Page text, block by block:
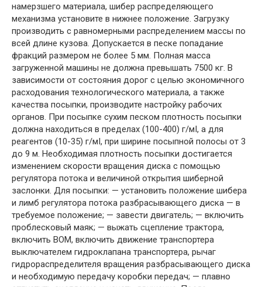
намерзшего материала, шибер распределяющего
механизма установите в нижнее положение. Загрузку
производить с равномерными распределением массы по
всей длине кузова. Допускается в песке попадание
фракций размером не более 5 мм. Полная масса
загруженной машины не должна превышать 7500 кг. В
зависимости от состояния дорог с целью экономичного
расходования технологического материала, а также
качества посыпки, производите настройку рабочих
органов. При посыпке сухим песком плотность посыпки
должна находиться в пределах (100-400) г/мІ, а для
реагентов (10-35) г/мІ, при ширине посыпной полосы от 3
до 9 м. Необходимая плотность посыпки достигается
изменением скорости вращения диска с помощью
регулятора потока и величиной открытия шиберной
заслонки. Для посыпки: — установить положение шибера
и лимб регулятора потока разбрасывающего диска — в
требуемое положение; — завести двигатель; — включить
проблесковый маяк; — выжать сцепление трактора,
включить ВОМ, включить движение транспортера
выключателем гидроклапана транспортера, рычаг
гидрораспределителя вращения разбрасывающего диска
и необходимую передачу коробки передач; — плавно